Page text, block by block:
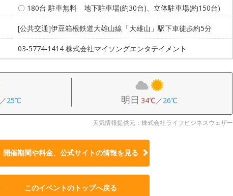
〇 180台 駐車無料 地下駐車場(約30台)、立体駐車場(約150台)
[公共交通]伊豆箱根鉄道大雄山線「大雄山」駅下車徒歩約5分
03-5774-1414 株式会社マイソングエンタテイメント
／25℃ 明日 34℃／26℃
天気情報提供元：株式会社ライフビジネスウェザー
開催期間や料金、公式サイトの情報を見る
このイベントのトップへ戻る